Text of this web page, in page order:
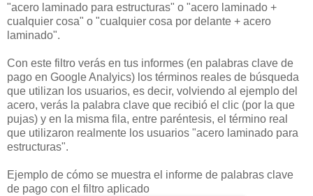
"acero laminado para estructuras" o "acero laminado +
cualquier cosa" o "cualquier cosa por delante + acero
laminado".
Con este filtro verás en tus informes (en palabras clave de
pago en Google Analyics) los términos reales de búsqueda
que utilizan los usuarios, es decir, volviendo al ejemplo del
acero, verás la palabra clave que recibió el clic (por la que
pujas) y en la misma fila, entre paréntesis, el término real
que utilizaron realmente los usuarios "acero laminado para
estructuras".
Ejemplo de cómo se muestra el informe de palabras clave
de pago con el filtro aplicado